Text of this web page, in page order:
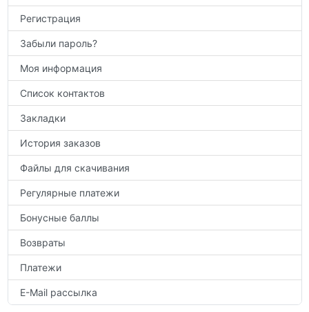
Регистрация
Забыли пароль?
Моя информация
Список контактов
Закладки
История заказов
Файлы для скачивания
Регулярные платежи
Бонусные баллы
Возвраты
Платежи
E-Mail рассылка